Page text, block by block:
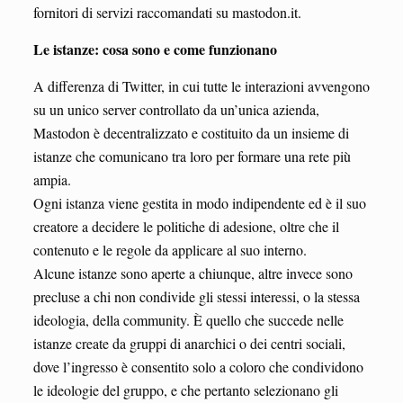
fornitori di servizi raccomandati su mastodon.it.
Le istanze: cosa sono e come funzionano
A differenza di Twitter, in cui tutte le interazioni avvengono
su un unico server controllato da un’unica azienda,
Mastodon è decentralizzato e costituito da un insieme di
istanze che comunicano tra loro per formare una rete più
ampia.
Ogni istanza viene gestita in modo indipendente ed è il suo
creatore a decidere le politiche di adesione, oltre che il
contenuto e le regole da applicare al suo interno.
Alcune istanze sono aperte a chiunque, altre invece sono
precluse a chi non condivide gli stessi interessi, o la stessa
ideologia, della community. È quello che succede nelle
istanze create da gruppi di anarchici o dei centri sociali,
dove l’ingresso è consentito solo a coloro che condividono
le ideologie del gruppo, e che pertanto selezionano gli